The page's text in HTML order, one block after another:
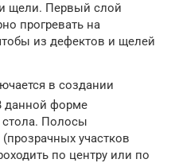
щели. Первый слой
прогревать на
из дефектов и щелей
в создании
данной форме
стола. Полосы
участков
по центру или по